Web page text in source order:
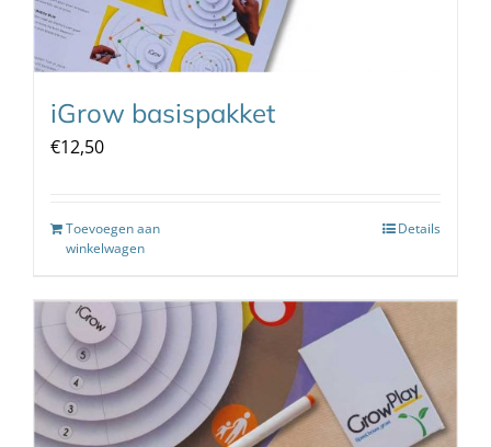
iGrow basispakket
€12,50
Toevoegen aan
winkelwagen
Details